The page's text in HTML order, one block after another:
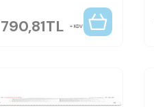
790,81TL KDV